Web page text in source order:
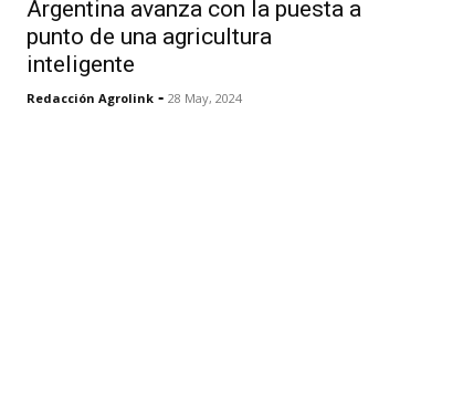
Argentina avanza con la puesta a
punto de una agricultura
inteligente
Redacción Agrolink - 28 May, 2024